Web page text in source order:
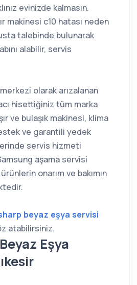
evinizde kalmasın.
makinesi c10 hatası neden
talebinde bulunarak
alabilir, servis
olarak arızalanan
hisettiğiniz tüm marka
ve bulaşık makinesi, klima
ve garantili yedek
servis hizmeti
aşama servisi
onarım ve bakımın
beyaz eşya servisi
atabilirsiniz.
Eşya